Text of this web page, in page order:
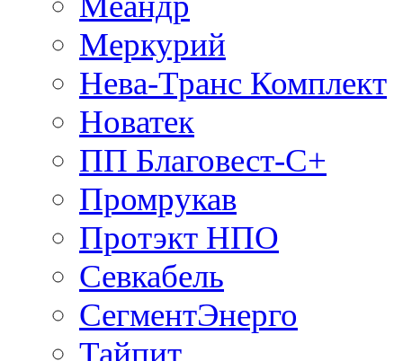
Меркурий
Нева-Транс Комплект
Новатек
ПП Благовест-С+
Промрукав
Протэкт НПО
Севкабель
СегментЭнерго
Тайпит